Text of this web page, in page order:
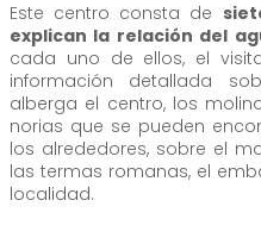
Este centro consta de
explican la relación del
cada uno de ellos, el
información detallada
alberga el centro, los
norias que se pueden
los alrededores, sobre el
las termas romanas, el
localidad.